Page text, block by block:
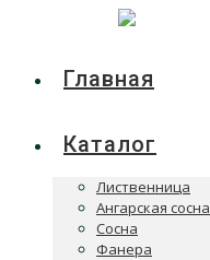
Главная
Каталог
Лиственница
Ангарская сосна
Сосна
Фанера